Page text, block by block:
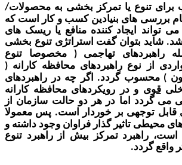
یا تمرکز بخشی به محصولات/
ها ی بنیادین کسب و کار است که
کننده منافع یا ریسک های
بتوان گفت استراتژی تنوع بخشی
تهاجمی(مخصوصا تنوع
نوع راهبردهای محافظه کارانه(
گردد.اگر چه در راهبردهای
و در رویکردهای محافظه کارانه
اما در هر دو حالت سازمان از
بر خوردار است. پس معمولا
تاثیر گذارفراوان وجود داشته و
تمرکز بیش از راهبرد تنوع